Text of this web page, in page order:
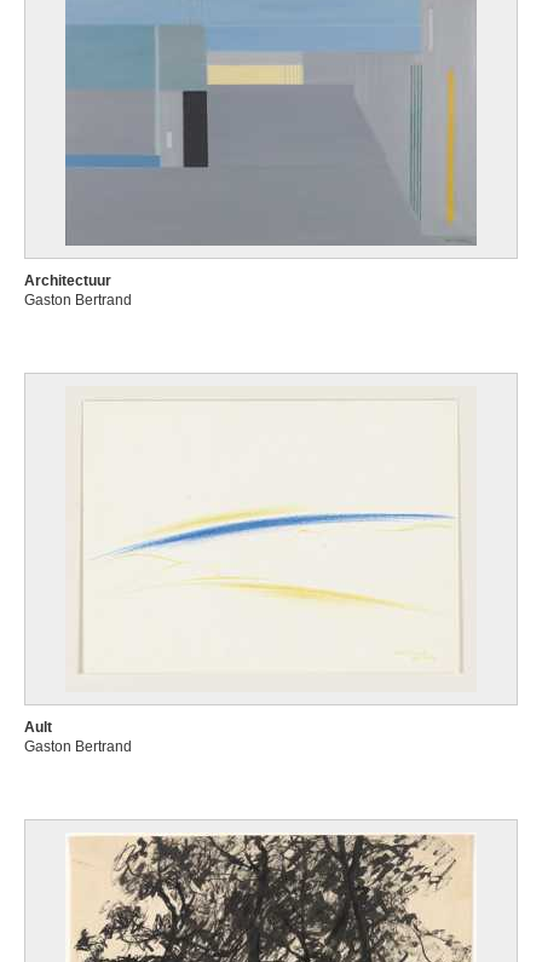
Architectuur
Gaston Bertrand
Ault
Gaston Bertrand